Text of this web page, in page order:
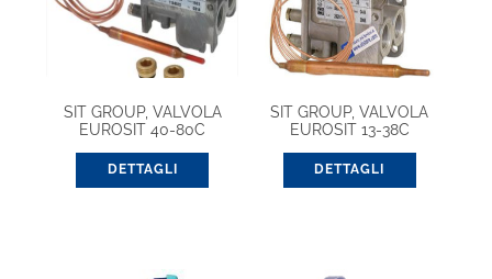
SIT GROUP, VALVOLA
EUROSIT 40-80C
DETTAGLI
SIT GROUP, VALVOLA
EUROSIT 13-38C
DETTAGLI